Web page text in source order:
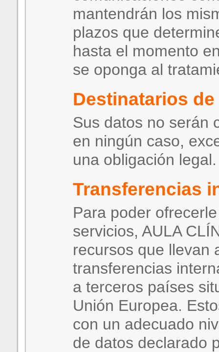
mantendrán los
plazos que
hasta el momento
se oponga al
Destinatarios
Sus datos no serán
en ningún caso,
una obligación legal.
Transferencias
Para poder
servicios, AULA
recursos que llevan
transferencias
a terceros países
Unión Europea.
con un adecuado
de datos declarado